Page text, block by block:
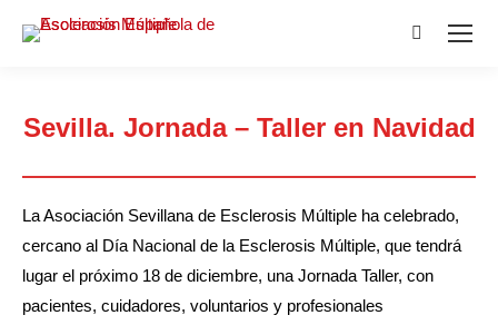
Buscar:
Sevilla. Jornada – Taller en Navidad
La Asociación Sevillana de Esclerosis Múltiple ha celebrado,
cercano al Día Nacional de la Esclerosis Múltiple, que tendrá
lugar el próximo 18 de diciembre, una Jornada Taller, con
pacientes, cuidadores, voluntarios y profesionales